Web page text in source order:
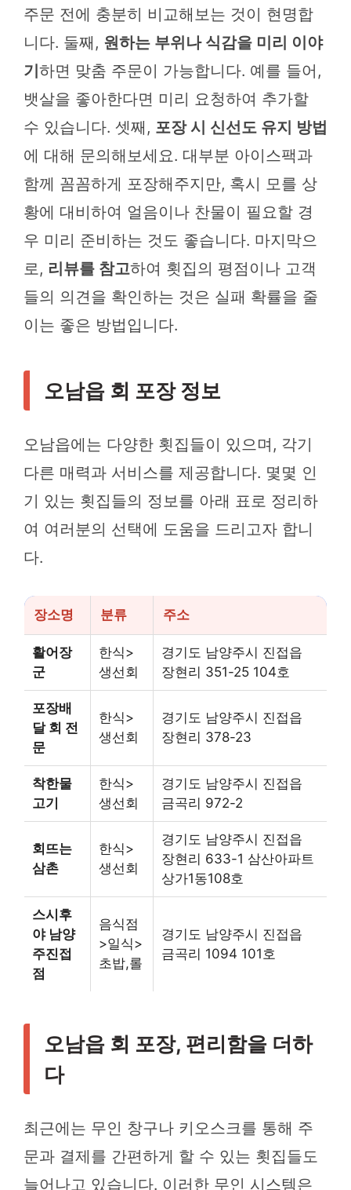
주문 전에 충분히 비교해보는 것이 현명합
니다. 둘째, 원하는 부위나 식감을 미리 이야
기 하면 맞춤 주문이 가능합니다. 예를 들어,
뱃살을 좋아한다면 미리 요청하여 추가할
수 있습니다. 셋째, 포장 시 신선도 유지 방법
에 대해 문의해보세요. 대부분 아이스팩과
함께 꼼꼼하게 포장해주지만, 혹시 모를 상
황에 대비하여 얼음이나 찬물이 필요할 경
우 미리 준비하는 것도 좋습니다. 마지막으
로, 리뷰를 참고하여 횟집의 평점이나 고객
들의 의견을 확인하는 것은 실패 확률을 줄
이는 좋은 방법입니다.
오남읍 회 포장 정보
오남읍에는 다양한 횟집들이 있으며, 각기
다른 매력과 서비스를 제공합니다. 몇몇 인
기 있는 횟집들의 정보를 아래 표로 정리하
여 여러분의 선택에 도움을 드리고자 합니
다.
장소명 분류 주소
활어장
군
한식>
생선회
경기도 남양주시 진접읍
장현리 351-25 104호
포장배
달 회 전
문
한식>
생선회
경기도 남양주시 진접읍
장현리 378-23
착한물
고기
한식>
생선회
경기도 남양주시 진접읍
금곡리 972-2
회뜨는
삼촌
한식>
생선회
경기도 남양주시 진접읍
장현리 633-1 삼산아파트
상가1동108호
스시후
야 남양
주진접
점
음식점
>일식>
초밥,롤
경기도 남양주시 진접읍
금곡리 1094 101호
오남읍 회 포장, 편리함을 더하
다
최근에는 무인 창구나 키오스크를 통해 주
문과 결제를 간편하게 할 수 있는 횟집들도
늘어나고 있습니다. 이러한 무인 시스템은